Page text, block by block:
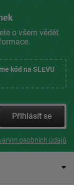
o všem vědět
kód na SLEVU
Přihlásit se
osobních údajů